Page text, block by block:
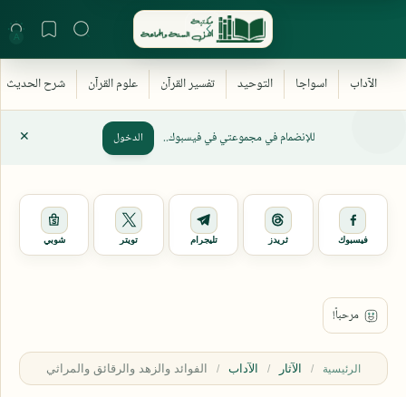
للإنضمام في مجموعتي في فيسبوك.. الدخول
فيسبوك ثريدز تليجرام تويتر شوبي
الرئيسية الآثار الآداب